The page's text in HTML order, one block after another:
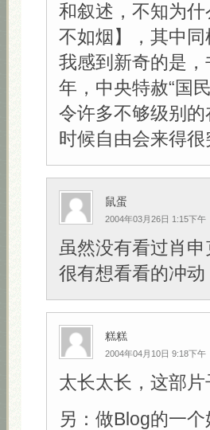
和叙述，不知为
不如烟】，其中
我感到新奇的是
年，中央特赦“国
令许多不够级别
时候自由会来得
鼠蛋
2004年03月26日 1:15下午
虽然没有看过肖
很有想看看的冲动
糕糕
2004年04月10日 9:18下午
太长太长，这部
另：做Blog的一